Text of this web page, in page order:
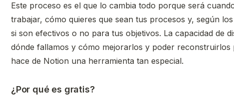
Este proceso es el que lo cambia todo porque será
trabajar, cómo quieres que sean tus procesos y, según
si son efectivos o no para tus objetivos. La capacidad de
dónde fallamos y cómo mejorarlos y poder
hace de Notion una herramienta tan especial.
¿Por qué es gratis?